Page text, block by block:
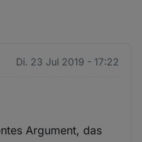
Di. 23 Jul 2019 - 17:22
Argument, das